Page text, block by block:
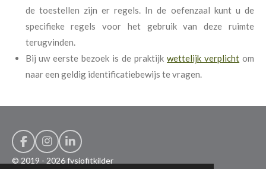
de toestellen zijn er regels. In de oefenzaal kunt u de
specifieke regels voor het gebruik van deze ruimte
terugvinden.
Bij uw eerste bezoek is de praktijkwettelijk verplicht om
naar een geldig identificatiebewijs te vragen.
F
a
I
n
L
i
© 2019 - 2026 fysiofitkilder